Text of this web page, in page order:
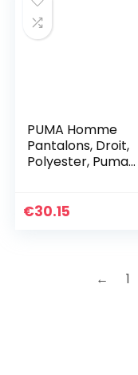
PUMA Homme
Pantalons, Droit,
Polyester, Puma
€30.15
← 1